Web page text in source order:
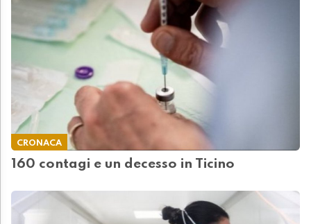
CRONACA
160 contagi e un decesso in Ticino